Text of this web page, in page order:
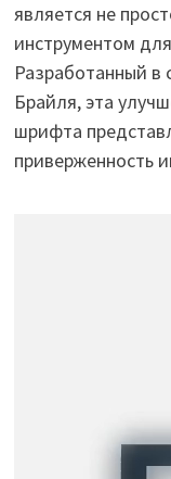
является не
инструментом
Разработанный в
Брайля, эта
шрифта
приверженность